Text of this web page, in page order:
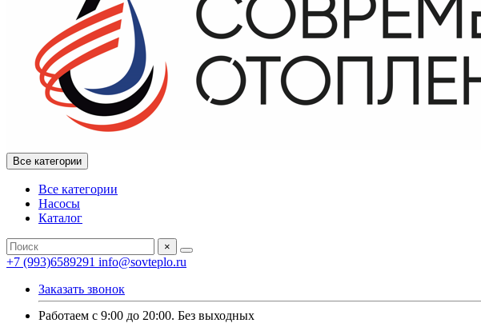
Все категории
Все категории
Насосы
Каталог
×
+7 (993)6589291 info@sovteplo.ru
Заказать звонок
Работаем с 9:00 до 20:00. Без выходных